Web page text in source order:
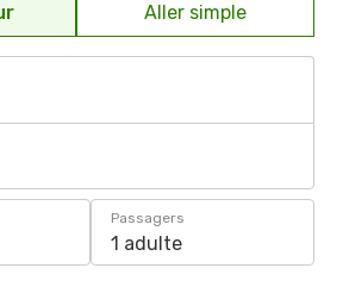
Aller simple
Passagers
1 adulte